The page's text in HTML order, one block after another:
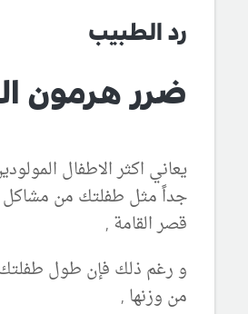
رد الطبيب
ضرر هرمون
يعاني اكثر الاطفال
جداً مثل طفلتك من مشاكل
قصر القامة ,
و رغم ذلك فإن طول
من وزنها ,